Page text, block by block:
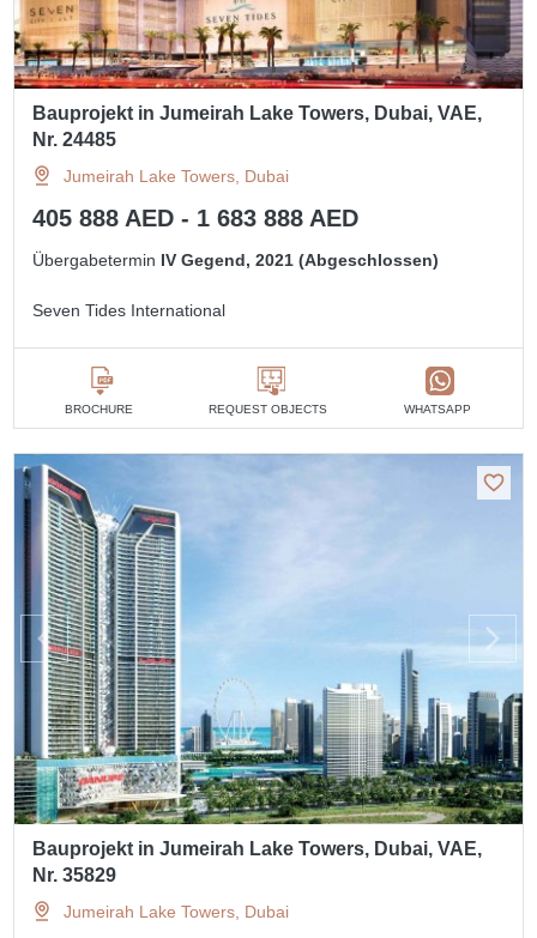
Bauprojekt in Jumeirah Lake Towers, Dubai, VAE,
Nr. 24485
Jumeirah Lake Towers, Dubai
405 888 AED - 1 683 888 AED
Übergabetermin IV Gegend, 2021 (Abgeschlossen)
Seven Tides International
BROCHURE REQUEST OBJECTS WHATSAPP
Bauprojekt in Jumeirah Lake Towers, Dubai, VAE,
Nr. 35829
Jumeirah Lake Towers, Dubai